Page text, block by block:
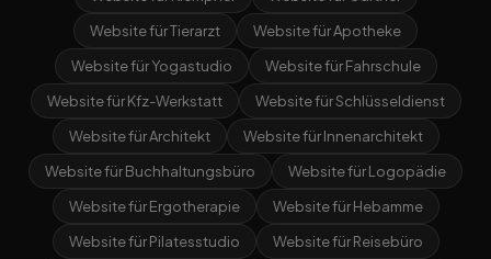
Website für Tierarzt
Website für Apotheke
Website für Yogastudio
Website für Fahrschule
Website für Kfz-Werkstatt
Website für Schlüsseldienst
Website für Architekt
Website für Innenarchitekt
Website für Buchhaltungsbüro
Website für Logopädie
Website für Ergotherapie
Website für Hebamme
Website für Pilatesstudio
Website für Reisebüro